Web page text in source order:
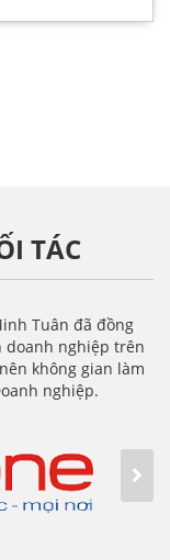
TÁC
Tuân đã đồng
doanh nghiệp trên
không gian làm
nghiệp.